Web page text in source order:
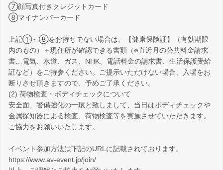
⑦顔写真付きクレジットカード
⑧マイナンバーカード
上記①～⑧をお持ちでない場合は、【健康保険証】（有効期限
内のもの）＋現住所が確認できる書類（※直近月の公共料金請求
書…電気、水道、ガス、NHK、電話料金の請求書、生活保護受給
証など）をご持参ください。ご提示いただけない場合、入場をお
断りさせ頂きますので、予めご了承ください。
(2) 荷物検査・ボディチェックについて
安全面、警備強化の一環と致しまして、当日はボディチェックや
金属探知器による検査、荷物検査等を実施させていただきます。
ご協力をお願いいたします。
イベント参加方法は下記のURLに記載されております。
https://www.av-event.jp/join/